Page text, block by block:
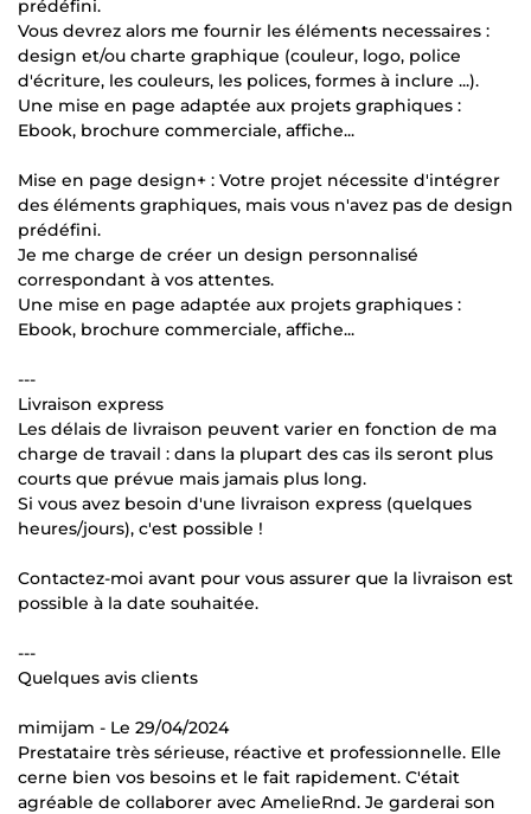
prédéfini.
Vous devrez alors me fournir les éléments necessaires :
design et/ou charte graphique (couleur, logo, police
d'écriture, les couleurs, les polices, formes à inclure ...).
Une mise en page adaptée aux projets graphiques :
Ebook, brochure commerciale, affiche...
Mise en page design+ : Votre projet nécessite d'intégrer
des éléments graphiques, mais vous n'avez pas de design
prédéfini.
Je me charge de créer un design personnalisé
correspondant à vos attentes.
Une mise en page adaptée aux projets graphiques :
Ebook, brochure commerciale, affiche...
---
Livraison express
Les délais de livraison peuvent varier en fonction de ma
charge de travail : dans la plupart des cas ils seront plus
courts que prévue mais jamais plus long.
Si vous avez besoin d'une livraison express (quelques
heures/jours), c'est possible !
Contactez-moi avant pour vous assurer que la livraison est
possible à la date souhaitée.
---
Quelques avis clients
mimijam - Le 29/04/2024
Prestataire très sérieuse, réactive et professionnelle. Elle
cerne bien vos besoins et le fait rapidement. C'était
agréable de collaborer avec AmelieRnd. Je garderai son